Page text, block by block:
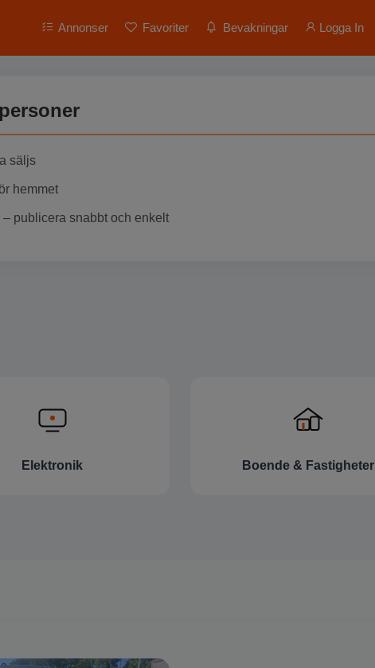
Annonser Favoriter Bevakningar Logga In
säljs
hemmet
– publicera snabbt och enkelt
Elektronik Boende & Fastigheter